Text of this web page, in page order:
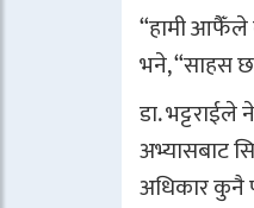
“हामी आफैँले
भने, “साहस छ
डा. भट्टराईले
अभ्यासबाट
अधिकार कुनै